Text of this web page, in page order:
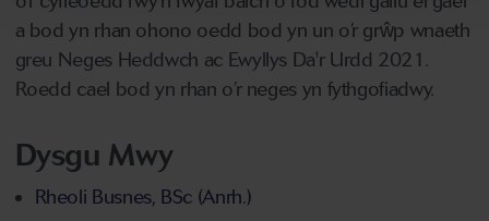
a bod yn rhan ohono oedd bod yn un o’r grŵp wnaeth
greu Neges Heddwch ac Ewyllys Da'r Urdd 2021.
Roedd cael bod yn rhan o’r neges yn fythgofiadwy.
Dysgu Mwy
Rheoli Busnes, BSc (Anrh.)